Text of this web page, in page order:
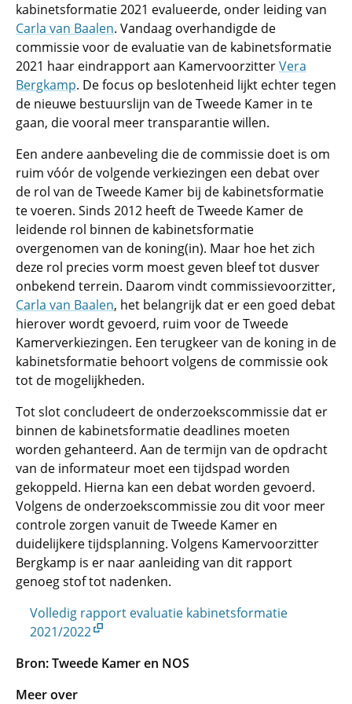
kabinetsformatie 2021 evalueerde, onder leiding van
Carla van Baalen. Vandaag overhandigde de
commissie voor de evaluatie van de kabinetsformatie
2021 haar eindrapport aan KamervoorzitterVera
Bergkamp. De focus op beslotenheid lijkt echter tegen
de nieuwe bestuurslijn van de Tweede Kamer in te
gaan, die vooral meer transparantie willen.
Een andere aanbeveling die de commissie doet is om
ruim vóór de volgende verkiezingen een debat over
de rol van de Tweede Kamer bij de kabinetsformatie
te voeren. Sinds 2012 heeft de Tweede Kamer de
leidende rol binnen de kabinetsformatie
overgenomen van de koning(in). Maar hoe het zich
deze rol precies vorm moest geven bleef tot dusver
onbekend terrein. Daarom vindt commissievoorzitter,
Carla van Baalen, het belangrijk dat er een goed debat
hierover wordt gevoerd, ruim voor de Tweede
Kamerverkiezingen. Een terugkeer van de koning in de
kabinetsformatie behoort volgens de commissie ook
tot de mogelijkheden.
Tot slot concludeert de onderzoekscommissie dat er
binnen de kabinetsformatie deadlines moeten
worden gehanteerd. Aan de termijn van de opdracht
van de informateur moet een tijdspad worden
gekoppeld. Hierna kan een debat worden gevoerd.
Volgens de onderzoekscommissie zou dit voor meer
controle zorgen vanuit de Tweede Kamer en
duidelijkere tijdsplanning. Volgens Kamervoorzitter
Bergkamp is er naar aanleiding van dit rapport
genoeg stof tot nadenken.
Volledig rapport evaluatie kabinetsformatie
2021/2022
Bron: Tweede Kamer en NOS
Meer over